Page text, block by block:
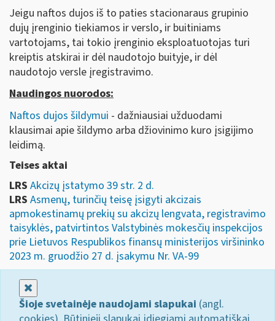
Jeigu naftos dujos iš to paties stacionaraus grupinio
dujų įrenginio tiekiamos ir verslo, ir buitiniams
vartotojams, tai tokio įrenginio eksploatuotojas turi
kreiptis atskirai ir dėl naudotojo buityje, ir dėl
naudotojo versle įregistravimo.
Naudingos nuorodos:
Naftos dujos šildymui - dažniausiai užduodami
klausimai apie šildymo arba džiovinimo kuro įsigijimo
leidimą.
Teises aktai
LRS Akcizų įstatymo 39 str. 2 d.
LRS Asmenų, turinčių teisę įsigyti akcizais
apmokestinamų prekių su akcizų lengvata, registravimo
taisyklės, patvirtintos Valstybinės mokesčių inspekcijos
prie Lietuvos Respublikos finansų ministerijos viršininko
2023 m. gruodžio 27 d. įsakymu Nr. VA-99
Šioje svetainėje naudojami slapukai (angl.